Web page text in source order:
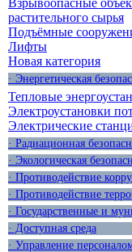
растительного сырья
Подъёмные
Лифты
Новая категория
· Энергетическая
Тепловые
Электроустановки
Электрические
· Радиационная
· Экологическая
· Противодействие
· Противодействие
· Государственные и
· Доступная среда
· Управление